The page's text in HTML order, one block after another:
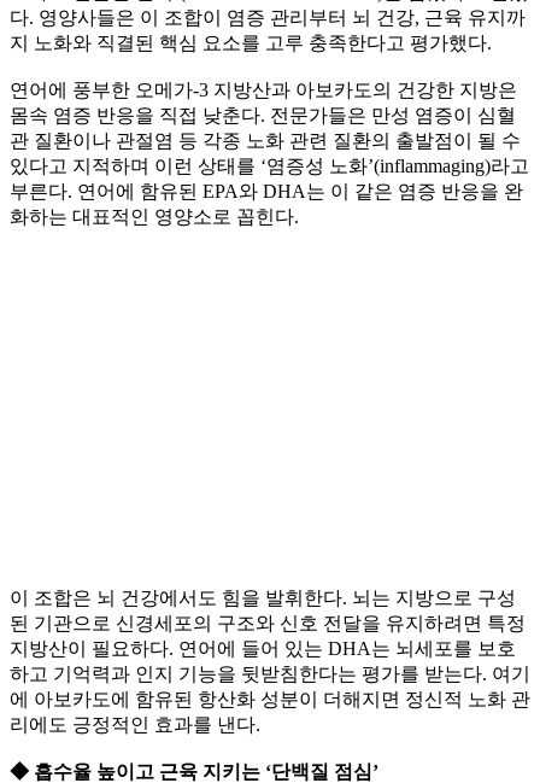
다. 영양사들은 이 조합이 염증 관리부터 뇌 건강, 근육 유지까
지 노화와 직결된 핵심 요소를 고루 충족한다고 평가했다.
연어에 풍부한 오메가-3 지방산과 아보카도의 건강한 지방은
몸속 염증 반응을 직접 낮춘다. 전문가들은 만성 염증이 심혈
관 질환이나 관절염 등 각종 노화 관련 질환의 출발점이 될 수
있다고 지적하며 이런 상태를 ‘염증성 노화’(inflammaging)라고
부른다. 연어에 함유된 EPA와 DHA는 이 같은 염증 반응을 완
화하는 대표적인 영양소로 꼽힌다.
이 조합은 뇌 건강에서도 힘을 발휘한다. 뇌는 지방으로 구성
된 기관으로 신경세포의 구조와 신호 전달을 유지하려면 특정
지방산이 필요하다. 연어에 들어 있는 DHA는 뇌세포를 보호
하고 기억력과 인지 기능을 뒷받침한다는 평가를 받는다. 여기
에 아보카도에 함유된 항산화 성분이 더해지면 정신적 노화 관
리에도 긍정적인 효과를 낸다.
◆ 흡수율 높이고 근육 지키는 ‘단백질 점심’